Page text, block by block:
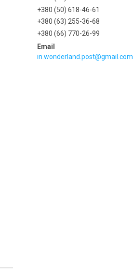
+380 (50) 618-46-61
+380 (63) 255-36-68
+380 (66) 770-26-99
in.wonderland.post@gmail.com